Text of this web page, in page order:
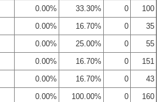
0.00% 33.30% 0
100
0.00% 16.70% 0
35
0.00% 25.00% 0
55
0.00% 16.70% 0
151
0.00% 16.70% 0
43
0.00% 100.00% 0
160